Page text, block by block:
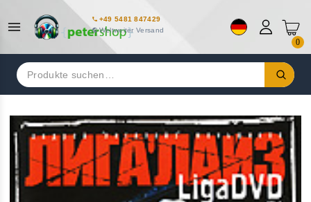
+49 5481 847429
Weltweiter Versand
0
Suchen
nach: